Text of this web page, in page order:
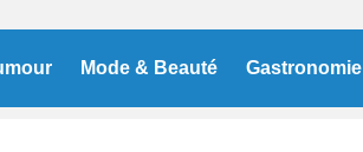
Mode & Beauté Gastronomie